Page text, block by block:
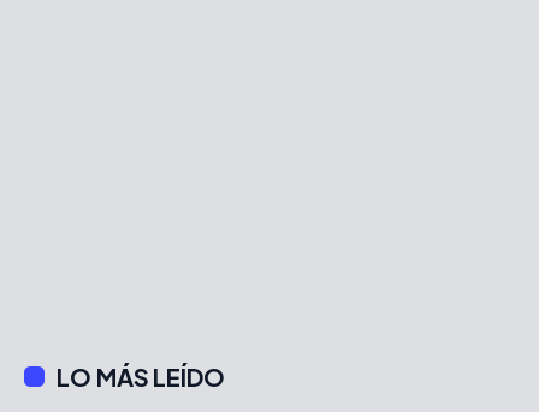
LO MÁS LEÍDO